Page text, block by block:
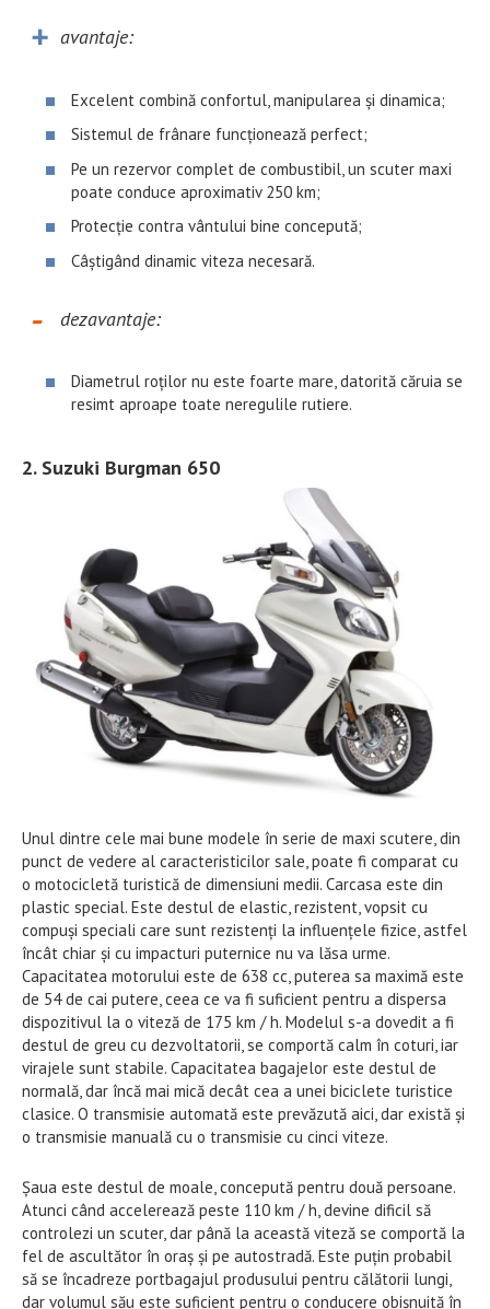
avantaje:
Excelent combină confortul, manipularea și dinamica;
Sistemul de frânare funcționează perfect;
Pe un rezervor complet de combustibil, un scuter maxi
poate conduce aproximativ 250 km;
Protecție contra vântului bine concepută;
Câștigând dinamic viteza necesară.
dezavantaje:
Diametrul roților nu este foarte mare, datorită căruia se
resimt aproape toate neregulile rutiere.
2. Suzuki Burgman 650
Unul dintre cele mai bune modele în serie de maxi scutere, din
punct de vedere al caracteristicilor sale, poate fi comparat cu
o motocicletă turistică de dimensiuni medii. Carcasa este din
plastic special. Este destul de elastic, rezistent, vopsit cu
compuși speciali care sunt rezistenți la influențele fizice, astfel
încât chiar și cu impacturi puternice nu va lăsa urme.
Capacitatea motorului este de 638 cc, puterea sa maximă este
de 54 de cai putere, ceea ce va fi suficient pentru a dispersa
dispozitivul la o viteză de 175 km / h. Modelul s-a dovedit a fi
destul de greu cu dezvoltatorii, se comportă calm în coturi, iar
virajele sunt stabile. Capacitatea bagajelor este destul de
normală, dar încă mai mică decât cea a unei biciclete turistice
clasice. O transmisie automată este prevăzută aici, dar există și
o transmisie manuală cu o transmisie cu cinci viteze.
Șaua este destul de moale, concepută pentru două persoane.
Atunci când accelerează peste 110 km / h, devine dificil să
controlezi un scuter, dar până la această viteză se comportă la
fel de ascultător în oraș și pe autostradă. Este puțin probabil
să se încadreze portbagajul produsului pentru călătorii lungi,
dar volumul său este suficient pentru o conducere obișnuită în